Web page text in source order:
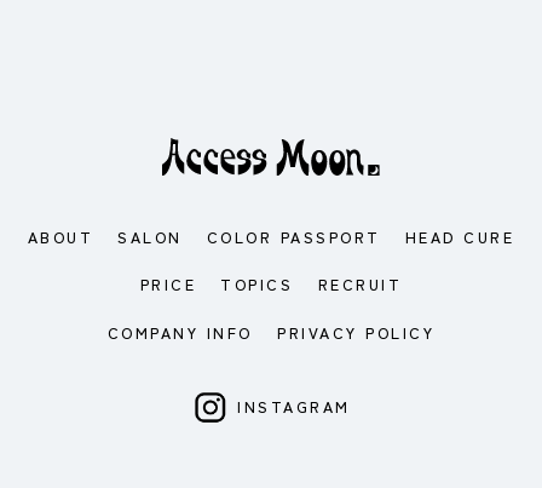
ABOUT SALON COLOR PASSPORT HEAD CURE
PRICE TOPICS RECRUIT
COMPANY INFO PRIVACY POLICY
INSTAGRAM